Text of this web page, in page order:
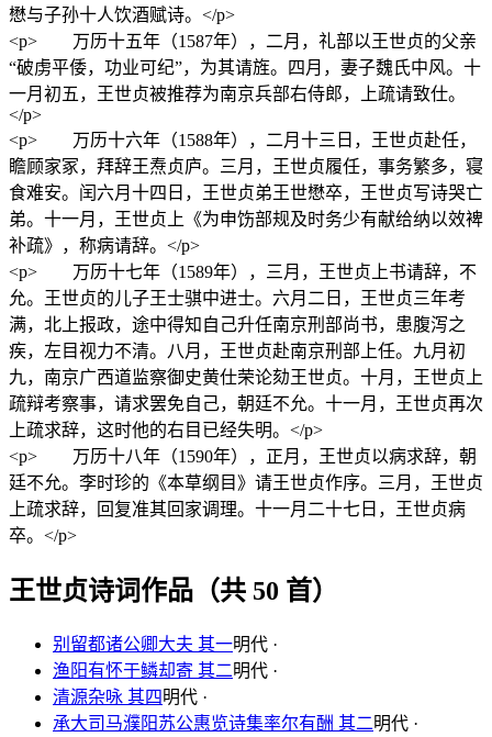
懋与子孙十人饮酒赋诗。</p>
<p> 万历十五年（1587年），二月，礼部以王世贞的父亲
“破虏平倭，功业可纪”，为其请旌。四月，妻子魏氏中风。十
一月初五，王世贞被推荐为南京兵部右侍郎，上疏请致仕。
</p>
<p> 万历十六年（1588年），二月十三日，王世贞赴任，
瞻顾家冢，拜辞王焘贞庐。三月，王世贞履任，事务繁多，寝
食难安。闰六月十四日，王世贞弟王世懋卒，王世贞写诗哭亡
弟。十一月，王世贞上《为申饬部规及时务少有献给纳以效裨
补疏》，称病请辞。</p>
<p> 万历十七年（1589年），三月，王世贞上书请辞，不
允。王世贞的儿子王士骐中进士。六月二日，王世贞三年考
满，北上报政，途中得知自己升任南京刑部尚书，患腹泻之
疾，左目视力不清。八月，王世贞赴南京刑部上任。九月初
九，南京广西道监察御史黄仕荣论劾王世贞。十月，王世贞上
疏辩考察事，请求罢免自己，朝廷不允。十一月，王世贞再次
上疏求辞，这时他的右目已经失明。</p>
<p> 万历十八年（1590年），正月，王世贞以病求辞，朝
廷不允。李时珍的《本草纲目》请王世贞作序。三月，王世贞
上疏求辞，回复准其回家调理。十一月二十七日，王世贞病
卒。</p>
王世贞诗词作品（共 50 首）
别留都诸公卿大夫 其一明代 ·
渔阳有怀于鳞却寄 其二明代 ·
清源杂咏 其四明代 ·
承大司马濮阳苏公惠览诗集率尔有酬 其二明代 ·